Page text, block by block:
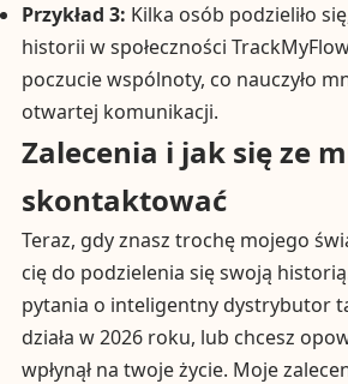
Przykład 3: Kilka osób podzieliło
historii w społeczności
poczucie wspólnoty, co nauczyło
otwartej komunikacji.
Zalecenia i jak się ze
skontaktować
Teraz, gdy znasz trochę mojego
cię do podzielenia się swoją
pytania o inteligentny dystrybutor
działa w 2026 roku, lub chcesz
wpłynął na twoje życie. Moje